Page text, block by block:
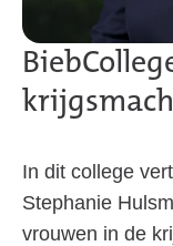
In dit college
Stephanie
vrouwen in de